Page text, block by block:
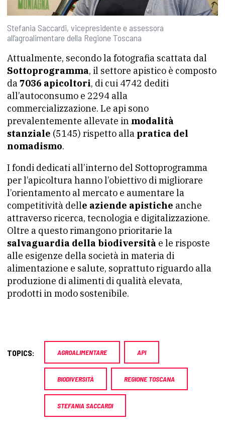
Stefania Saccardi, vicepresidente e assessora
all’agroalimentare della Regione Toscana
Attualmente, secondo la fotografia scattata dal
Sottoprogramma, il settore apistico è composto
da7036 apicoltori, di cui 4742 dediti
all’autoconsumo e 2294 alla
commercializzazione. Le api sono
prevalentemente allevate in modalità
stanziale (5145) rispetto alla pratica del
nomadismo.
I fondi dedicati all’interno del Sottoprogramma
per l’apicoltura hanno l’obiettivo di migliorare
l’orientamento al mercato e aumentare la
competitività delle aziende apistiche anche
attraverso ricerca, tecnologia e digitalizzazione.
Oltre a questo rimangono prioritarie la
salvaguardia della biodiversità e le risposte
alle esigenze della società in materia di
alimentazione e salute, soprattuto riguardo alla
produzione di alimenti di qualità elevata,
prodotti in modo sostenibile.
TOPICS: AGROALIMENTARE API
BIODIVERSITÀ REGIONE TOSCANA
STEFANIA SACCARDI